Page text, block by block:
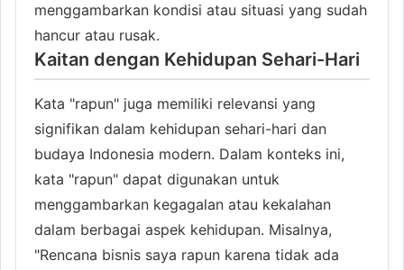
menggambarkan kondisi atau situasi yang sudah
hancur atau rusak.
Kaitan dengan Kehidupan Sehari-Hari
Kata "rapun" juga memiliki relevansi yang
signifikan dalam kehidupan sehari-hari dan
budaya Indonesia modern. Dalam konteks ini,
kata "rapun" dapat digunakan untuk
menggambarkan kegagalan atau kekalahan
dalam berbagai aspek kehidupan. Misalnya,
"Rencana bisnis saya rapun karena tidak ada